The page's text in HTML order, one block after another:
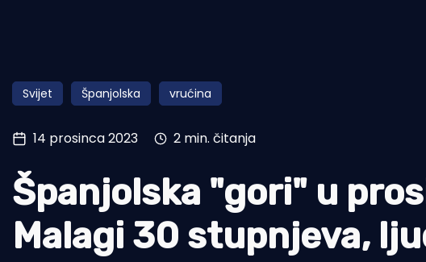
Pomorstvo
Ribolov
Ekologija
Tradicija i kultura
Svijet Španjolska vrućina
14 prosinca 2023 2 min. čitanja
Španjolska "gori" u
Malagi 30 stupnjeva,